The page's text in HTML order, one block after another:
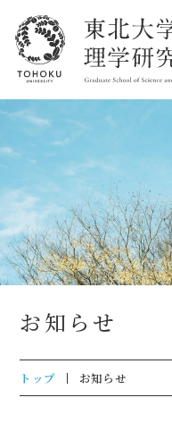
お知らせ
トップ お知らせ